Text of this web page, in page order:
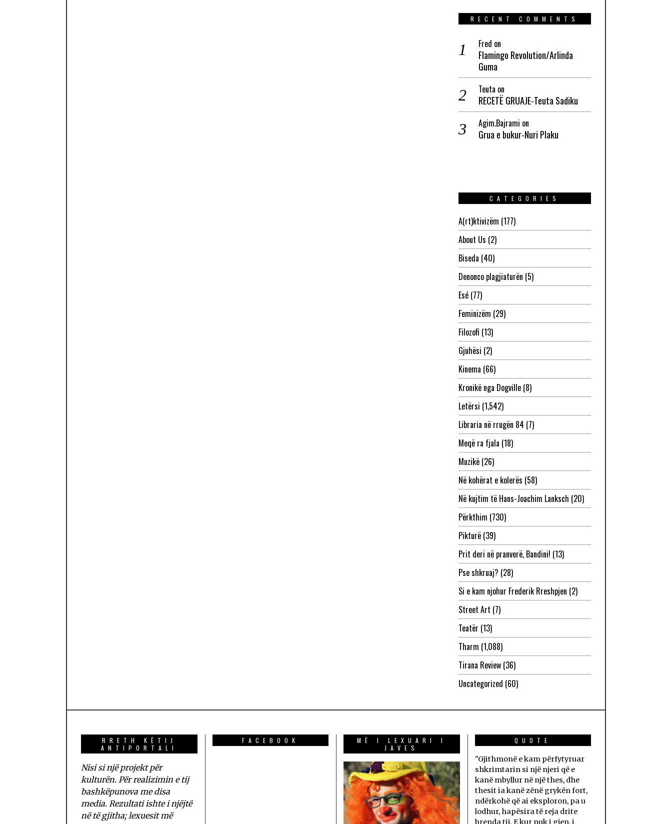
RECENT COMMENTS
Fred on
Flamingo Revolution/Arlinda
Guma
Teuta on
RECETË GRUAJE-Teuta Sadiku
Agim.Bajrami on
Grua e bukur-Nuri Plaku
CATEGORIES
A(rt)ktivizëm (177)
About Us (2)
Biseda (40)
Denonco plagjiaturën (5)
Esé(77)
Feminizëm (29)
Filozofi (13)
Gjuhësi (2)
Kinema (66)
Kronikë nga Dogville(8)
Letërsi (1,542)
Libraria në rrugën 84 (7)
Meqë ra fjala (18)
Muzikë(26)
Në kohërat e kolerës (58)
Në kujtim të Hans-Joachim Lanksch (20)
Përkthim (730)
Pikturë(39)
Prit deri në pranverë, Bandini! (13)
Pse shkruaj? (28)
Si e kam njohur Frederik Rreshpjen (2)
Street Art (7)
Teatër (13)
Tharm (1,088)
Tirana Review(36)
Uncategorized (60)
RRETH KËTIJ
ANTIPORTALI
Nisi si një projekt për
kulturën. Për realizimin e tij
bashkëpunova me disa
media. Rezultati ishte i njëjtë
në të gjitha; lexuesit më
FACEBOOK
MË I LEXUARI I
JAVES
QUOTE
"Gjithmonë e kam përfytyruar
shkrimtarin si një njeri që e
kanë mbyllur në një thes, dhe
thesit ia kanë zënë grykën fort,
ndërkohë që ai eksploron, pa u
lodhur, hapësira të reja drite